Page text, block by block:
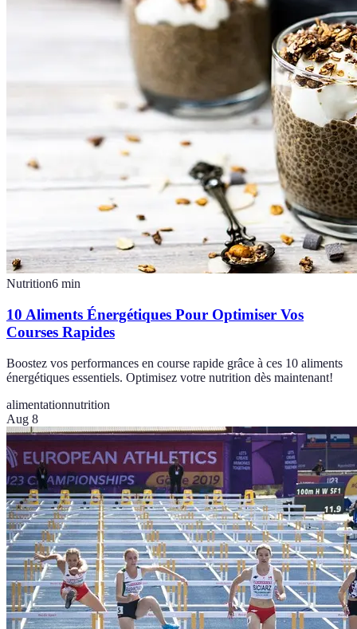
Nutrition6 min
10 Aliments Énergétiques Pour Optimiser Vos
Courses Rapides
Boostez vos performances en course rapide grâce à ces 10 aliments
énergétiques essentiels. Optimisez votre nutrition dès maintenant!
alimentationnutrition
Aug 8